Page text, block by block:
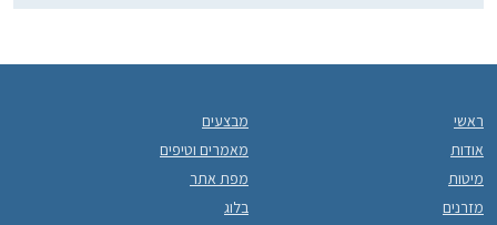
ראשי
אודות
מיטות
מזרנים
מבצעים
מאמרים וטיפים
מפת אתר
בלוג